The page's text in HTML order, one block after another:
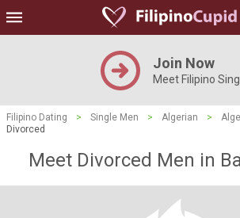
Join Now
Meet Filipino
Filipino Dating > Single Men > Algerian >
Divorced
Meet Divorced Men in